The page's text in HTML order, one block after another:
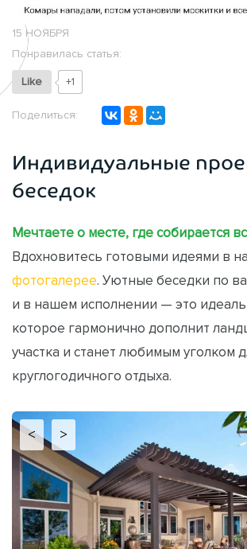
15 НОЯБРЯ
Понравилась статья:
Like +1
Поделиться:
Индивидуальные
беседок
Мечтаете о месте, где собирается
Вдохновитесь готовыми идеями в
фотогалерее. Уютные беседки по
и в нашем исполнении — это
которое гармонично дополнит
участка и станет любимым уголком
круглогодичного отдыха.
< >